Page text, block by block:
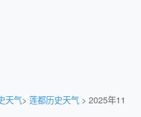
天气> 莲都历史天气 > 2025年11